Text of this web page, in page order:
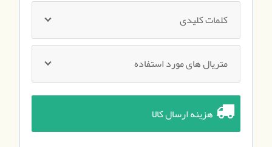
کلمات کلیدی
متریال های مورد استفاده
هزینه ارسال کالا